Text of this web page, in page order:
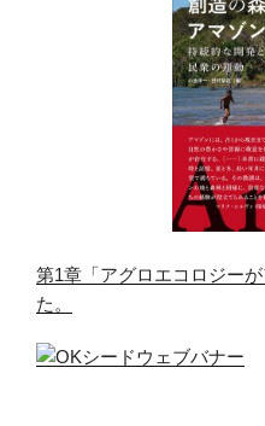
第1章「アグロエコロジー
た。